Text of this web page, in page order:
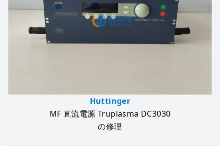
Huttinger
MF 直流電源 Truplasma DC3030
の修理